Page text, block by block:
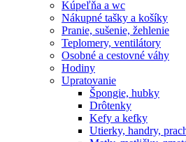
Kúpeľňa a wc
Nákupné tašky a košíky
Pranie, sušenie, žehlenie
Teplomery, ventilátory
Osobné a cestovné váhy
Hodiny
Upratovanie
Špongie, hubky
Drôtenky
Kefy a kefky
Utierky, handry,